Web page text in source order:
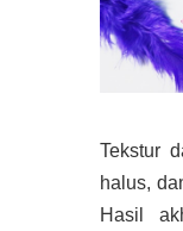
Tekstur
halus,
Hasil